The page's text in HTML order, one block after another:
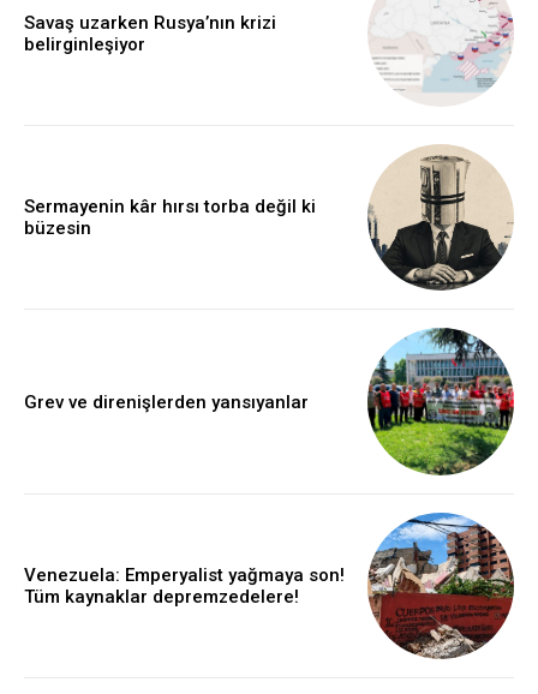
Savaş uzarken Rusya’nın krizi
belirginleşiyor
Sermayenin kâr hırsı torba değil ki
büzesin
Grev ve direnişlerden yansıyanlar
Venezuela: Emperyalist yağmaya son!
Tüm kaynaklar depremzedelere!